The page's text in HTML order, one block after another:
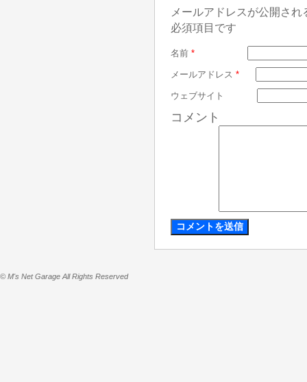
メールアドレスが公開さ
必須項目です
名前 *
メールアドレス *
ウェブサイト
コメント
© M's Net Garage All Rights Reserved